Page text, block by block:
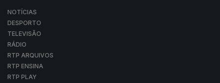
NOTÍCIAS
DESPORTO
TELEVISÃO
RÁDIO
RTP ARQUIVOS
RTP ENSINA
RTP PLAY